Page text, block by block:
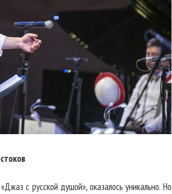
с русской душой», оказалось уникально. Но